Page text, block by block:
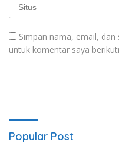
Simpan nama, email,
untuk komentar saya
Popular Post